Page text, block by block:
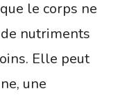
le corps ne
nutriments
Elle peut
une